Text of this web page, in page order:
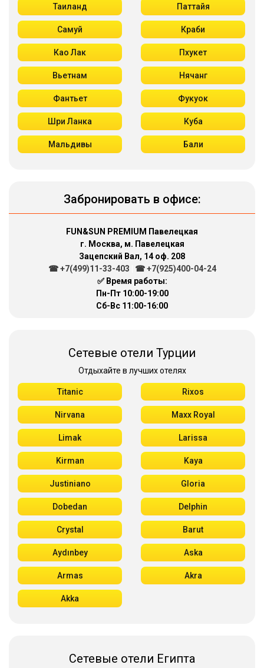
Таиланд Паттайя
Самуй Краби
Као Лак Пхукет
Вьетнам Нячанг
Фантьет Фукуок
Шри Ланка Куба
Мальдивы Бали
Забронировать в офисе:
FUN&SUN PREMIUM Павелецкая
г. Москва, м. Павелецкая
Зацепский Вал, 14 оф. 208
☎ +7(499)11-33-403
☎ +7(925)400-04-24
✅ Время работы:
Пн-Пт 10:00-19:00
Сб-Вс 11:00-16:00
Сетевые отели Турции
Отдыхайте в лучших отелях
Titanic Rixos
Nirvana Maxx Royal
Limak Larissa
Kirman Kaya
Justiniano Gloria
Dobedan Delphin
Crystal Barut
Aydınbey Aska
Armas Akra
Akka
Сетевые отели Египта